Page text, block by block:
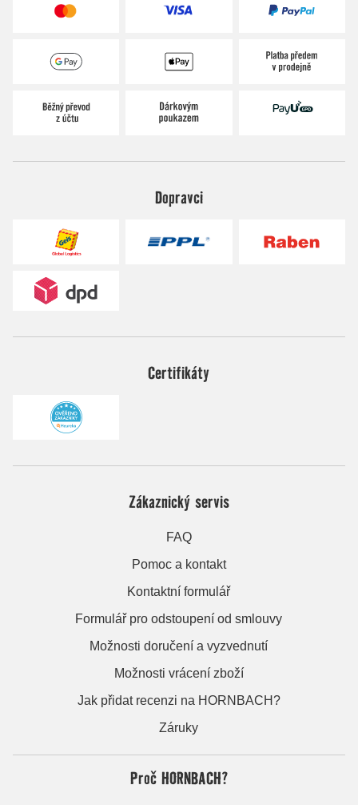
Dopravci
Certifikáty
Zákaznický servis
FAQ
Pomoc a kontakt
Kontaktní formulář
Formulář pro odstoupení od smlouvy
Možnosti doručení a vyzvednutí
Možnosti vrácení zboží
Jak přidat recenzi na HORNBACH?
Záruky
Proč HORNBACH?